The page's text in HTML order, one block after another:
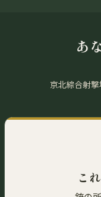
あ
京北綜合射
こ